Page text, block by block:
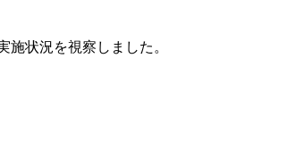
状況を視察しました。